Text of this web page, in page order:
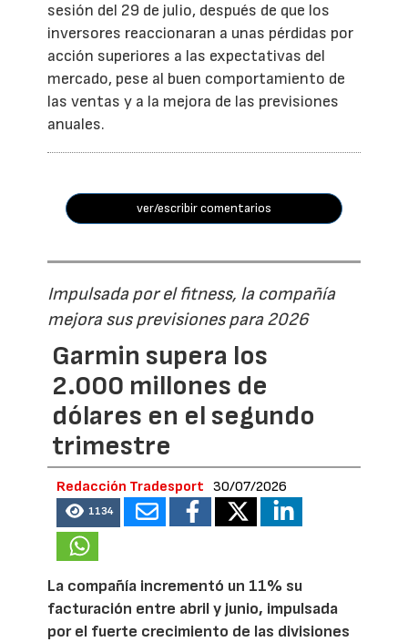
sesión del 29 de julio, después de que los
inversores reaccionaran a unas pérdidas por
acción superiores a las expectativas del
mercado, pese al buen comportamiento de
las ventas y a la mejora de las previsiones
anuales.
ver/escribir comentarios
Impulsada por el fitness, la compañía
mejora sus previsiones para 2026
Garmin supera los
2.000 millones de
dólares en el segundo
trimestre
Redacción Tradesport 30/07/2026
1134
La compañía incrementó un 11% su
facturación entre abril y junio, impulsada
por el fuerte crecimiento de las divisiones